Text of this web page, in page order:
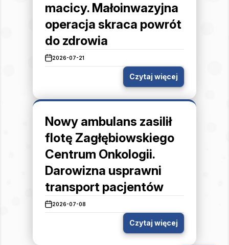
macicy. Małoinwazyjna
operacja skraca powrót
do zdrowia
2026-07-21
Czytaj więcej
Nowy ambulans zasilił
flotę Zagłębiowskiego
Centrum Onkologii.
Darowizna usprawni
transport pacjentów
2026-07-08
Czytaj więcej